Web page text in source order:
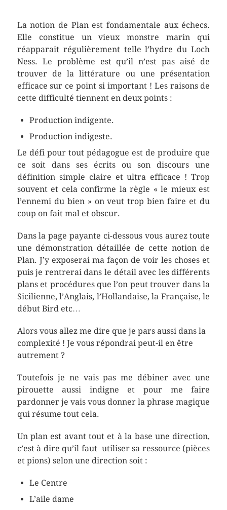
La notion de Plan est fondamentale aux échecs.
Elle constitue un vieux monstre marin qui
réapparait régulièrement telle l’hydre du Loch
Ness. Le problème est qu’il n’est pas aisé de
trouver de la littérature ou une présentation
efficace sur ce point si important ! Les raisons de
cette difficulté tiennent en deux points :
Production indigente.
Production indigeste.
Le défi pour tout pédagogue est de produire que
ce soit dans ses écrits ou son discours une
définition simple claire et ultra efficace ! Trop
souvent et cela confirme la règle « le mieux est
l’ennemi du bien » on veut trop bien faire et du
coup on fait mal et obscur.
Dans la page payante ci-dessous vous aurez toute
une démonstration détaillée de cette notion de
Plan. J’y exposerai ma façon de voir les choses et
puis je rentrerai dans le détail avec les différents
plans et procédures que l’on peut trouver dans la
Sicilienne, l’Anglais, l’Hollandaise, la Française, le
début Bird etc…
Alors vous allez me dire que je pars aussi dans la
complexité ! Je vous répondrai peut-il en être
autrement ?
Toutefois je ne vais pas me débiner avec une
pirouette aussi indigne et pour me faire
pardonner je vais vous donner la phrase magique
qui résume tout cela.
Un plan est avant tout et à la base une direction,
c’est à dire qu’il faut utiliser sa ressource (pièces
et pions) selon une direction soit :
Le Centre
L’aile dame